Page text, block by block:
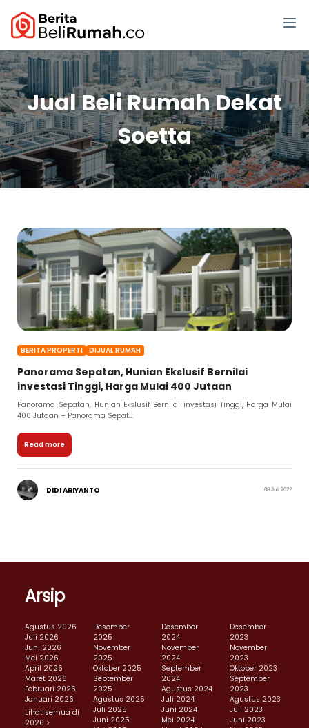
Jual Beli Rumah Dekat
Soetta
BERITA PROPERTI DIJUAL RUMAH
Panorama Sepatan, Hunian Ekslusif Bernilai
investasi Tinggi, Harga Mulai 400 Jutaan
Panorama Sepatan, Hunian Ekslusif Bernilai investasi Tinggi, Harga Mulai
400 Jutaan – Panorama Sepat...
Read more
DIDI ARIYANTO 08 Juli 2022
Arsip
Agustus 2026
Juli 2026
Juni 2026
Mei 2026
April 2026
Maret 2026
Februari 2026
Januari 2026
Lihat semua di
2026 >
Desember
2025
November
2025
Oktober 2025
September
2025
Agustus 2025
Juli 2025
Juni 2025
Desember
2024
November
2024
September
2024
Agustus 2024
Juli 2024
Juni 2024
Mei 2024
Desember
2023
November
2023
Oktober 2023
September
2023
Agustus 2023
Juli 2023
Juni 2023